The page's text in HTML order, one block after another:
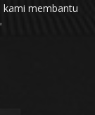
kami membantu